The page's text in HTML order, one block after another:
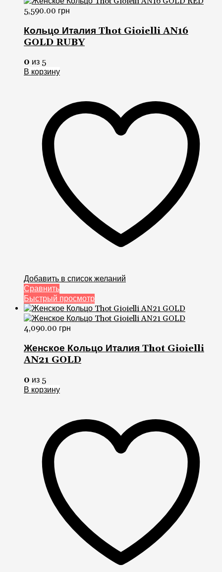
5,590.00 грн
Кольцо Италия Thot Gioielli AN16
GOLD RUBY
0 из 5
В корзину
Добавить в список желаний
Сравнить
Быстрый просмотр
4,090.00 грн
Женское Кольцо Италия Thot Gioielli
AN21 GOLD
0 из 5
В корзину